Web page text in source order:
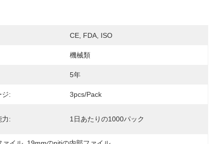
CE, FDA, ISO
機械類
5年
ジ: 3pcs/pack
力: 1日あたりの1000パック